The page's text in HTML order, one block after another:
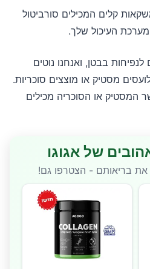
קלים המכילים סורביטול
מערכת העיכול שלך.
בבטן, ואנחנו נוטים
מסטיק או מוצצים סוכריות.
המסטיק או הסוכריה מכילים
של אגוגו
בריאותם - הצטרפו גם!